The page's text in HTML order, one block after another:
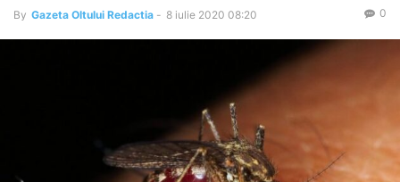
By Gazeta Oltului Redactia - 8 iulie 2020 08:20 0